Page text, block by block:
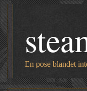
En pose blandet